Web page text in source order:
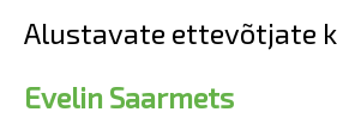
Alustavate ettevõtjate
Evelin Saarmets